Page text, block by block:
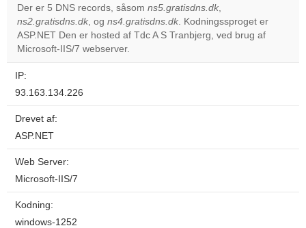
Do you
own this
OK
Der er 5 DNS records, såsom ns5.gratisdns.dk,
ns2.gratisdns.dk, og ns4.gratisdns.dk. Kodningssproget er
ASP.NET Den er hosted af Tdc A S Tranbjerg, ved brug af
Microsoft-IIS/7 webserver.
IP:
93.163.134.226
Drevet af:
ASP.NET
Web Server:
Microsoft-IIS/7
Kodning:
windows-1252